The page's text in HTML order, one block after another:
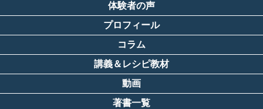
体験者の声
プロフィール
コラム
講義＆レシピ教材
動画
著書一覧